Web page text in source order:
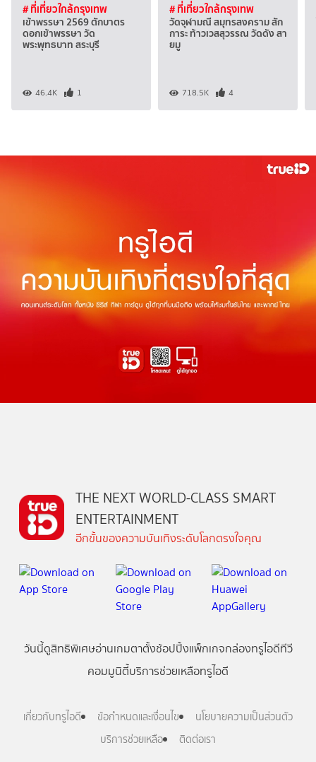
# ที่เที่ยวใกล้กรุงเทพ
เข้าพรรษา 2569 ตักบาตร
ดอกเข้าพรรษา วัด
พระพุทธบาท สระบุรี
46.4K 1
# ที่เที่ยวใกล้กรุงเทพ
วัดจุฬามณี สมุทรสงคราม สัก
การะ ท้าวเวสสุวรรณ วัดดัง สา
ยมู
718.5K 4
THE NEXT WORLD-CLASS SMART
ENTERTAINMENT
อีกขั้นของความบันเทิงระดับโลกตรงใจคุณ
วันนี้ดูสิทธิพิเศษอ่านเกมตาตั้งช้อปปิ้งแพ็กเกจกล่องทรูไอดีทีวี
คอมมูนิตี้บริการช่วยเหลือทรูไอดี
เกี่ยวกับทรูไอดี ข้อกำหนดและเงื่อนไข
นโยบายความเป็นส่วนตัว
บริการช่วยเหลือ
ติดต่อเรา